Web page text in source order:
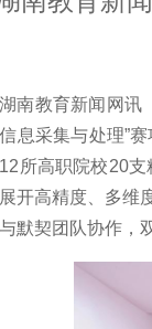
湖南教育新闻网讯
息采集与处理”
所高职院校20
开高精度、多维
默契团队协作，